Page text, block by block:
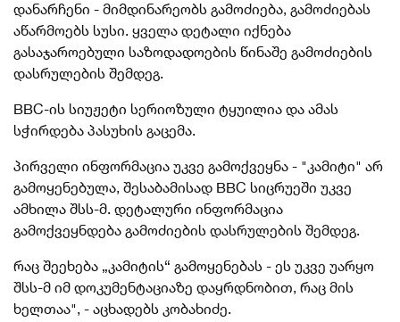
დანარჩენი - მიმდინარეობს გამოძიება, გამოძიებას
აწარმოებს სუსი. ყველა დეტალი იქნება
გასაჯაროებული საზოდადოების წინაშე გამოძიების
დასრულების შემდეგ.
BBC-ის სიუჟეტი სერიოზული ტყუილია და ამას
სჭირდება პასუხის გაცემა.
პირველი ინფორმაცია უკვე გამოქვეყნა - "კამიტი" არ
გამოყენებულა, შესაბამისად BBC სიცრუეში უკვე
ამხილა შსს-მ. დეტალური ინფორმაცია
გამოქვეყნდება გამოძიების დასრულების შემდეგ.
რაც შეეხება „კამიტის“ გამოყენებას - ეს უკვე უარყო
შსს-მ იმ დოკუმენტაციაზე დაყრდნობით, რაც მის
ხელთაა", - აცხადებს კობახიძე.